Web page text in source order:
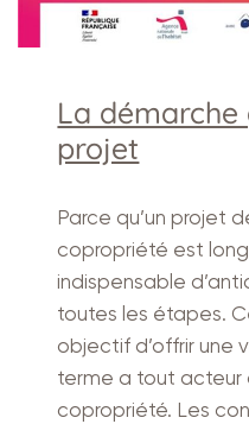
La
projet
Parce qu’un projet
copropriété est
indispensable
toutes les étapes.
objectif d’offrir une
terme a tout acteur
copropriété. Les